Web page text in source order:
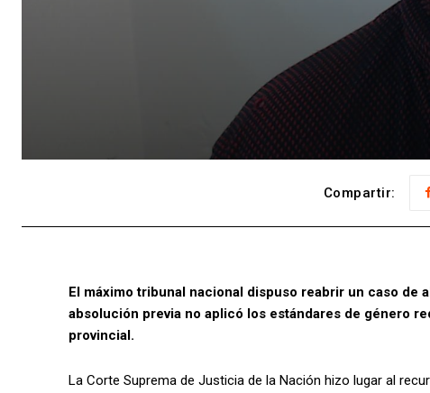
Compartir:
El máximo tribunal nacional dispuso reabrir un caso de
absolución previa no aplicó los estándares de género
provincial.
La Corte Suprema de Justicia de la Nación hizo lugar al